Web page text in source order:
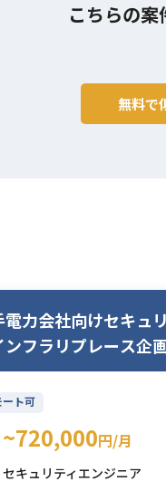
こちらの案
無料で
電力会社向けセキュ
ンフラリプレース企
検討業務
ート可
~720,000円/月
セキュリティエンジニア